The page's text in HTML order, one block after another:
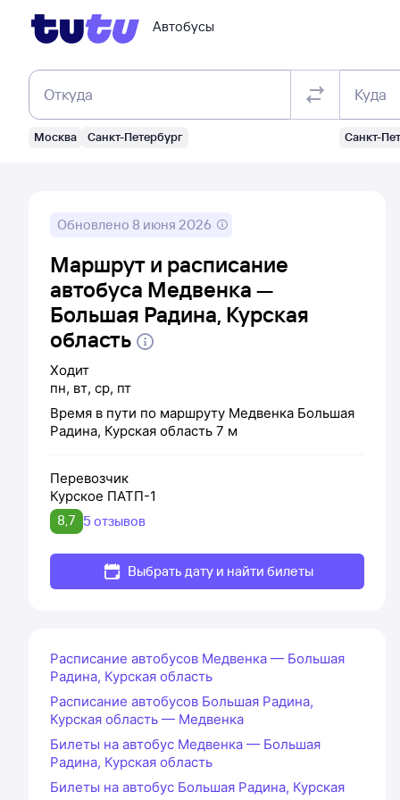
Автобусы
Откуда
Москва Санкт-Петербург
Куда
Санкт-
Обновлено 8 июня 2026
Маршрут и расписание
автобуса Медвенка —
Большая Радина, Курская
область
Ходит
пн, вт, ср, пт
Время в пути по маршруту Медвенка Большая
Радина, Курская область 7 м
Перевозчик
Курское ПАТП-1
8,7 5 отзывов
Выбрать дату и найти билеты
Расписание автобусов Медвенка — Большая
Радина, Курская область
Расписание автобусов Большая Радина,
Курская область — Медвенка
Билеты на автобус Медвенка — Большая
Радина, Курская область
Билеты на автобус Большая Радина, Курская